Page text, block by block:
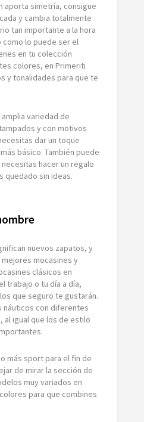
aporta simetría, consigue
y cambia totalmente
tan importante a la hora
como lo puede ser el
en tu colección
colores, en Primeriti
y tonalidades para que te
amplia variedad de
y con motivos
dar un toque
básico. También puede
hacer un regalo
quedado sin ideas.
nuevos zapatos, y
mocasines y
clásicos en
trabajo o tu día a día,
que seguro te gustarán.
náuticos con diferentes
al igual que los de estilo
más sport para el fin de
de mirar la sección de
muy variados en
para que combines